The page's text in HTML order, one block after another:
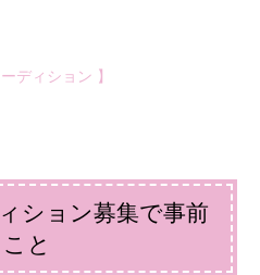
ディション 】
ション募集で事前
と